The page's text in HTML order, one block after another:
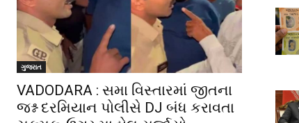
ગુજરાત
VADODARA : સમા વિસ્તારમાં જીતના
જશ્ન દરમિયાન પોલીસે DJ બંધ કરાવતા